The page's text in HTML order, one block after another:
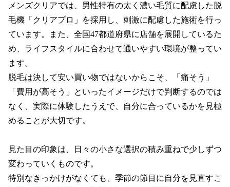
メンズクリアでは、男性特有の太く濃い毛質に配慮した脱
毛機「クリアプロ」を採用し、刺激に配慮した施術を行っ
ています。また、全国47都道府県に店舗を展開しているた
め、ライフスタイルに合わせて通いやすい環境が整ってい
ます。
脱毛は決して安い買い物ではないからこそ、「痛そう」
「費用が高そう」といったイメージだけで判断するのでは
なく、実際に体験したうえで、自分に合っているかを見極
めることが大切です。
見た目の印象は、日々の小さな選択の積み重ねで少しずつ
変わっていくものです。
特別なきっかけがなくても、季節の節目に自分を見直すこ